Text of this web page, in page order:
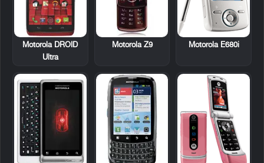
Motorola E680i
Motorola Z9
Motorola DROID
Ultra